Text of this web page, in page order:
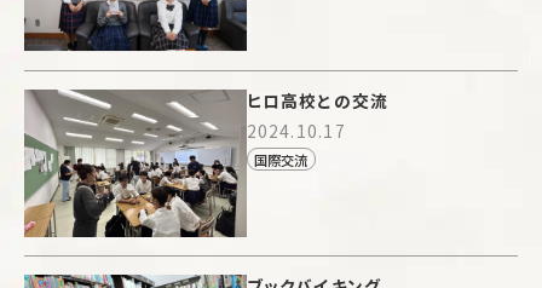
ヒロ高校との交流
2024.10.17
国際交流